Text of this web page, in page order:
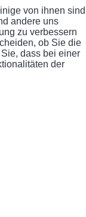
von ihnen sind
andere uns
zu verbessern
ob Sie die
dass bei einer
der